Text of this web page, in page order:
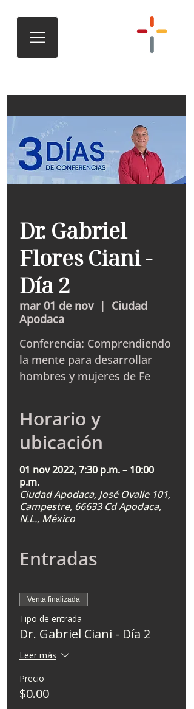
Dr. Gabriel
Flores Ciani -
Día 2
mar 01 de nov
  |
Ciudad
Apodaca
Conferencia: Comprendiendo
la mente para desarrollar
hombres y mujeres de Fe
Horario y
ubicación
01 nov 2022, 7:30 p.m. – 10:00
p.m.
Ciudad Apodaca, José Ovalle 101,
Campestre, 66633 Cd Apodaca,
N.L., México
Entradas
Venta finalizada
Tipo de entrada
Dr. Gabriel Ciani - Día 2
Leer más
Precio
$0.00